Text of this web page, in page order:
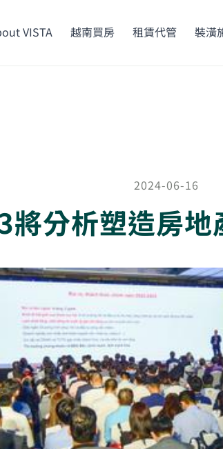
VISTA 越南買房 租賃代管 裝潢
2024-06-16
將分析塑造房地